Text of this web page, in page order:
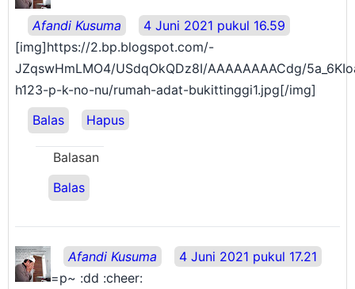
Afandi Kusuma
4 Juni 2021 pukul 16.59
[img]https://2.bp.blogspot.com/-
JZqswHmLMO4/USdqOkQDz8I/AAAAAAAACdg/
h123-p-k-no-nu/rumah-adat-bukittinggi1.jpg[/img]
Balas
Hapus
Balasan
Balas
Afandi Kusuma
4 Juni 2021 pukul 17.21
=p~ :dd :cheer: